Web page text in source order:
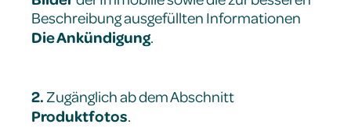
Beschreibung ausgefüllten Informationen
Die Ankündigung.
2. Zugänglich ab dem Abschnitt
Produktfotos.